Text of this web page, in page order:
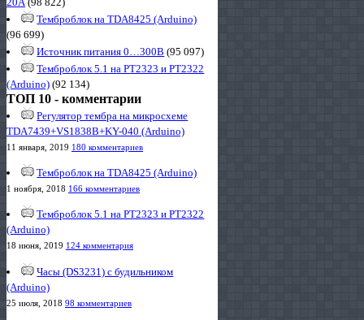
Темброблок на TDA8425 (Arduino)
(96 699)
Источник питания 0…300В (95 097)
Темброблок 5.1 на PT2323 и PT2322
(Arduino) (92 134)
ТОП 10 - комментарии
Регулятор тембра на микросхеме
TDA7439+VS1838B+KY-040 (Arduino)
11 января, 2019 180 комментариев
Темброблок на TDA8425 (Arduino)
1 ноября, 2018 166 комментариев
Темброблок 5.1 на PT2323 и PT2322
(Arduino)
18 июня, 2019 124 комментария
Часы (DS3231) с будильником
(Arduino)
25 июля, 2018 98 комментариев